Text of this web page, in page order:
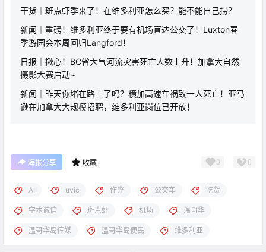
干货｜斑点虾季来了！在维多利亚怎么买？能不能自己捞？
新闻｜重磅！维多利亚终于要有机场直达公交了！Luxton春
季游园会本周回归Langford！
日报｜揪心！BC省大气河流灾害死亡人数上升！加拿大自然
摄影大赛启动~
新闻｜昨天你堵在路上了吗？横加高速车祸致一人死亡！亚马
逊在加拿大大规模招聘，维多利亚岗位已开放！
海报分享 收藏 0 0
AI uvic 作弊 公交车 吃货
学术诚信 斑点虾 机场 温哥华
温哥华岛传媒 温哥华岛便民 维多利亚